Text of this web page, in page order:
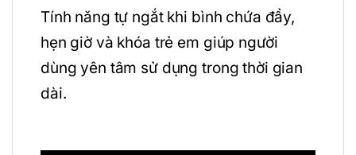
Tính năng tự ngắt khi bình chứa đầy,
hẹn giờ và khóa trẻ em giúp người
dùng yên tâm sử dụng trong thời gian
dài.